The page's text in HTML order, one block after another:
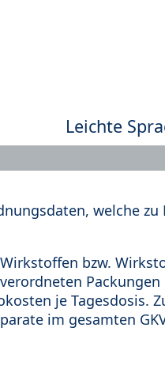
Leichte
welche zu
bzw.
Packungen
je Tagesdosis.
im gesamten